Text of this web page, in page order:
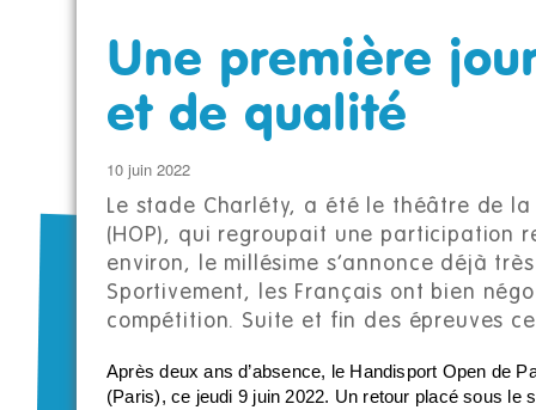
Une première
et de qualité
10 juin 2022
Le stade Charléty, a été le théâtre de
(HOP), qui regroupait une participation
environ, le millésime s’annonce déjà
Sportivement, les Français ont bien
compétition. Suite et fin des épreuves
Après deux ans d’absence, le Handisport Open de
(Paris), ce jeudi 9 juin 2022. Un retour placé sous le